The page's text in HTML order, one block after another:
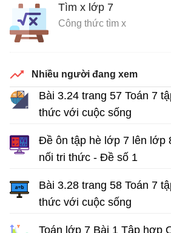
Tìm x lớp 7
Công thức tìm x
Nhiều người đang xem
Bài 3.24 trang 57 Toán 7
thức với cuộc sống
Đề ôn tập hè lớp 7 lên lớp
nối tri thức - Đề số 1
Bài 3.28 trang 58 Toán 7
thức với cuộc sống
Toán lớp 7 Bài 1 Tập hợp